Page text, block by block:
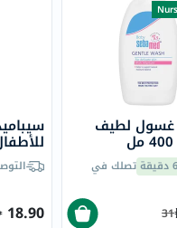
للأطفال
18.90
غسول لطيف
تصلك في
31